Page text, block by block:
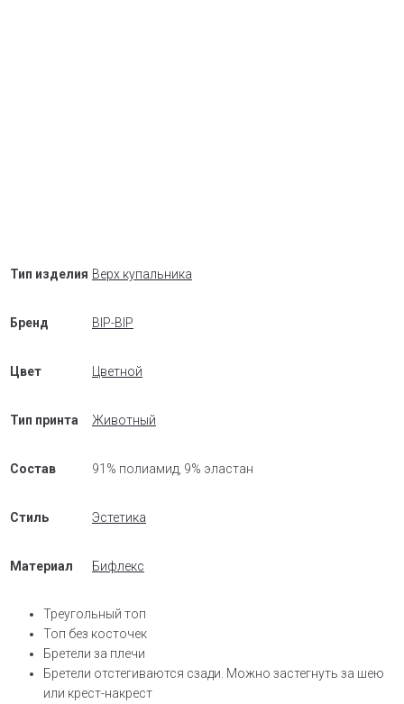
Тип изделия Верх купальника
Бренд BIP-BIP
Цвет Цветной
Тип принта Животный
Состав 91% полиамид, 9% эластан
Стиль Эстетика
Материал Бифлекс
Треугольный топ
Топ без косточек
Бретели за плечи
Бретели отстегиваются сзади. Можно застегнуть за шею
или крест-накрест